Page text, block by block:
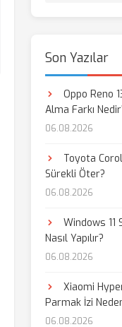
Son Yazılar
Oppo Reno
Alma Farkı
06.08.2026
Toyota
Sürekli Öter?
06.08.2026
Windows 11
Nasıl Yapılır?
06.08.2026
Xiaomi
Parmak İzi
06.08.2026